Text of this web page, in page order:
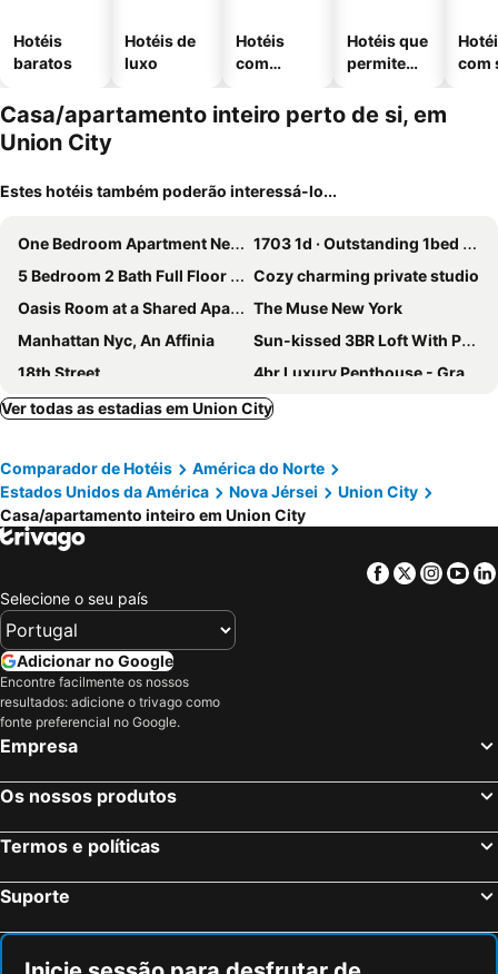
Hotéis
baratos
Hotéis de
luxo
Hotéis
com
Hotéis que
permitem
com
Casa/apartamento inteiro perto de si, em
Union City
Estes hotéis também poderão interessá-lo...
One Bedroom Apartment Near Nyc (union City, Nj)
1703 1d · Outstanding 1bed Apt/20 Min To Nyc-parking Avail
5 Bedroom 2 Bath Full Floor Midtown
Cozy charming private studio
Oasis Room at a Shared Apartment by Times Square
The Muse New York
Manhattan Nyc, An Affinia
Sun-kissed 3BR Loft With Patio Minutes to NYC
18th Street
4br Luxury Penthouse - Grand Opening Promotion
West Chelsea Apartment 30 Day Rentals
Ver todas as estadias em Union City
Comparador de Hotéis
América do Norte
Estados Unidos da América
Nova Jérsei
Union City
Casa/apartamento inteiro em Union City
Facebook
Twitter
Selecione o seu país
Adicionar no Google
Encontre facilmente os nossos
resultados: adicione o trivago como
fonte preferencial no Google.
Empresa
Os nossos produtos
Termos e políticas
Suporte